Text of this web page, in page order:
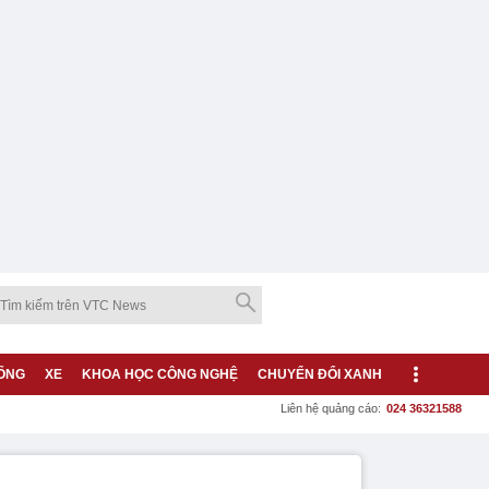
XE KHOA HỌC CÔNG NGHỆ CHUYỂN ĐỔI XANH
Liên hệ quảng cáo: 024 36321588